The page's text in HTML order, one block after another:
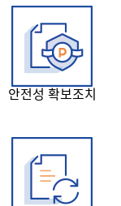
안전성 확보조치